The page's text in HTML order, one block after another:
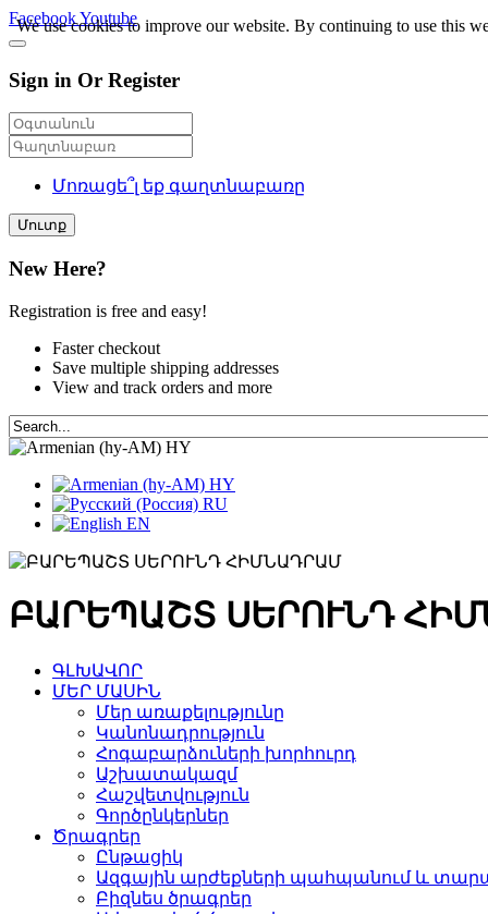
FacebookYoutube
Sign in Or Register
Մոռացե՞լ եք գաղտնաբառը
Մուտք
New Here?
Registration is free and easy!
Faster checkout
Save multiple shipping addresses
View and track orders and more
HY
HY
RU
EN
ԲԱՐԵՊԱՇՏ ՍԵՐՈՒՆԴ
ԳԼԽԱՎՈՐ
ՄԵՐ ՄԱՍԻՆ
Մեր առաքելությունը
Կանոնադրություն
Հոգաբարձուների խորհուրդ
Աշխատակազմ
Հաշվետվություն
Գործընկերներ
Ծրագրեր
Ընթացիկ
Ազգային արժեքների պահպանում և
Բիզնես ծրագրեր
We use cookies to improve our website. By continuing to use this